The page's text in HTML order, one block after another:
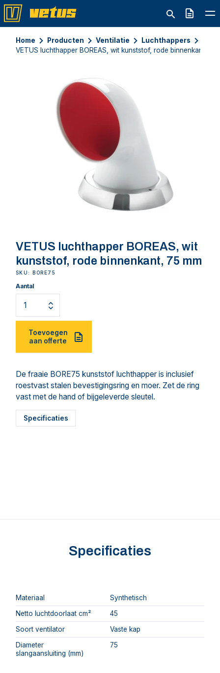
Offerte
Home Producten Ventilatie
Luchthappers
VETUS luchthapper BOREAS, wit kunststof, rode binnenkant, 75
VETUS luchthapper BOREAS, wit
kunststof, rode binnenkant, 75 mm
SKU: BORE75
Aantal
Toevoegen
aan offerte
De fraaie BORE75 kunststof luchthapper is inclusief
roestvast stalen bevestigingsring en moer. Zet de ring
vast met de hand of bijgeleverde sleutel.
Specificaties
Specificaties
Materiaal
Synthetisch
Netto luchtdoorlaat cm²
45
Soort ventilator
Vaste kap
Diameter
slangaansluiting (mm)
75